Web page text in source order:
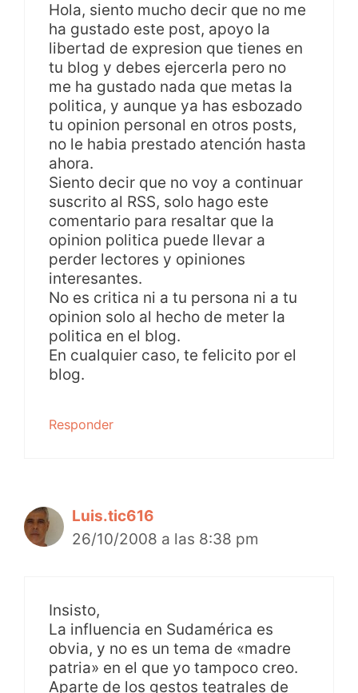
Hola, siento mucho decir que no me
ha gustado este post, apoyo la
libertad de expresion que tienes en
tu blog y debes ejercerla pero no
me ha gustado nada que metas la
politica, y aunque ya has esbozado
tu opinion personal en otros posts,
no le habia prestado atención hasta
ahora.
Siento decir que no voy a continuar
suscrito al RSS, solo hago este
comentario para resaltar que la
opinion politica puede llevar a
perder lectores y opiniones
interesantes.
No es critica ni a tu persona ni a tu
opinion solo al hecho de meter la
politica en el blog.
En cualquier caso, te felicito por el
blog.
Responder
Luis.tic616
26/10/2008 a las 8:38 pm
Insisto,
La influencia en Sudamérica es
obvia, y no es un tema de «madre
patria» en el que yo tampoco creo.
Aparte de los gestos teatrales de